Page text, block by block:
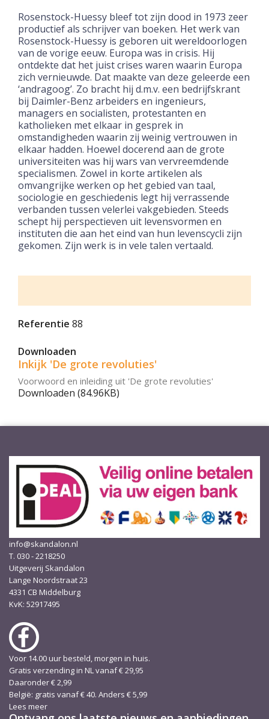
Rosenstock-Huessy bleef tot zijn dood in 1973 zeer
productief als schrijver van boeken. Het werk van
Rosenstock-Huessy is geboren uit wereldoorlogen
van de vorige eeuw. Europa was in crisis. Hij
ontdekte dat het juist crises waren waarin Europa
zich vernieuwde. Dat maakte van deze geleerde een
‘andragoog’. Zo bracht hij d.m.v. een bedrijfskrant
bij Daimler-Benz arbeiders en ingenieurs,
managers en socialisten, protestanten en
katholieken met elkaar in gesprek in
omstandigheden waarin zij weinig vertrouwen in
elkaar hadden. Hoewel docerend aan de grote
universiteiten was hij wars van vervreemdende
specialismen. Zowel in korte artikelen als
omvangrijke werken op het gebied van taal,
sociologie en geschiedenis legt hij verrassende
verbanden tussen velerlei vakgebieden. Steeds
schept hij perspectieven uit levensvormen en
instituten die aan het eind van hun levenscycli zijn
gekomen. Zijn werk is in vele talen vertaald.
Referentie 88
Downloaden
Inkijk 'De grote revoluties'
Voorwoord en inleiding uit 'De grote revoluties'
Downloaden (84.96KB)
info@skandalon.nl
T. 030 - 2218250
Uitgeverij Skandalon
Lange Noordstraat 23
4331 CB Middelburg
KvK: 52917495
Voor 14.00 uur besteld, morgen in huis.
Gratis verzending in NL vanaf € 29,95
Daaronder € 2,99
België: gratis vanaf € 40. Anders € 5,99
Lees meer